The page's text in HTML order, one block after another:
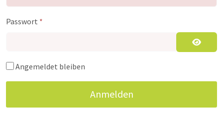
Passwort *
Angemeldet bleiben
Anmelden